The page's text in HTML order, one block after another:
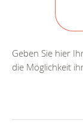
Geben Sie hier
die Möglichkeit